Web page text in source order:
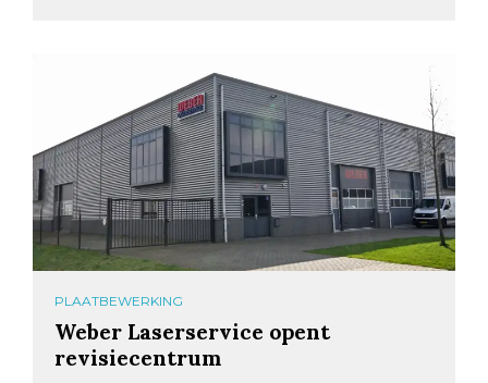
PLAATBEWERKING
Weber Laserservice opent
revisiecentrum